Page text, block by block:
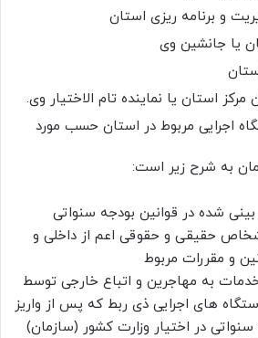
و برنامه ریزی استان
یا جانشین وی
استان یا نماینده تام الاختیار وی.
اجرایی مربوط در استان حسب مورد
به شرح زیر است:
حقیقی و حقوقی اعم از داخلی و
و مقررات مربوط
خدمات به مهاجرین و اتباع خارجی توسط
های اجرایی ذی ربط که پس از واریز
در اختیار وزارت کشور (سازمان)